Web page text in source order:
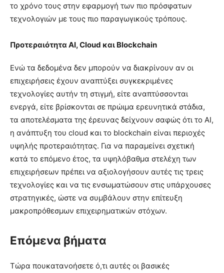
το χρόνο τους στην εφαρμογή των πιο πρόσφατων
τεχνολογιών με τους πιο παραγωγικούς τρόπους.
Προτεραιότητα AI, Cloud και Blockchain
Ενώ τα δεδομένα δεν μπορούν να διακρίνουν αν οι
επιχειρήσεις έχουν αναπτύξει συγκεκριμένες
τεχνολογίες αυτήν τη στιγμή, είτε αναπτύσσονται
ενεργά, είτε βρίσκονται σε πρώιμα ερευνητικά στάδια,
τα αποτελέσματα της έρευνας δείχνουν σαφώς ότι το AI,
η ανάπτυξη του cloud και το blockchain είναι περιοχές
υψηλής προτεραιότητας. Για να παραμείνει σχετική
κατά το επόμενο έτος, τα υψηλόβαθμα στελέχη των
επιχειρήσεων πρέπει να αξιολογήσουν αυτές τις τρεις
τεχνολογίες και να τις ενσωματώσουν στις υπάρχουσες
στρατηγικές, ώστε να συμβάλουν στην επίτευξη
μακροπρόθεσμων επιχειρηματικών στόχων.
Επόμενα βήματα
Τώρα πουκατανοήσετε ό,τι αυτές οι βασικές